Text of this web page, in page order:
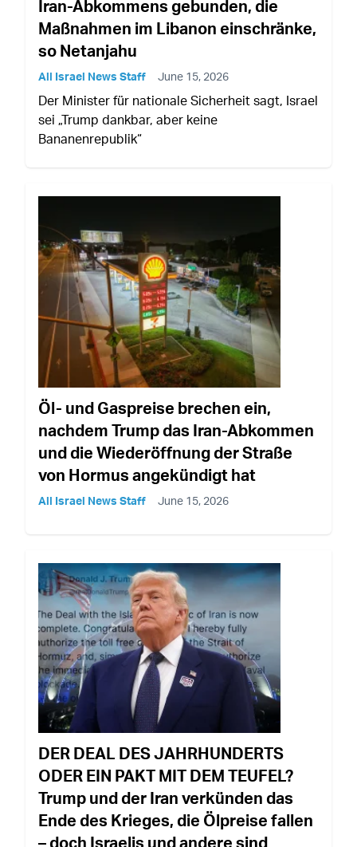
Iran-Abkommens gebunden, die
Maßnahmen im Libanon einschränke,
so Netanjahu
All Israel News Staff June 15, 2026
Der Minister für nationale Sicherheit sagt, Israel
sei „Trump dankbar, aber keine
Bananenrepublik“
Öl- und Gaspreise brechen ein,
nachdem Trump das Iran-Abkommen
und die Wiederöffnung der Straße
von Hormus angekündigt hat
All Israel News Staff June 15, 2026
DER DEAL DES JAHRHUNDERTS
ODER EIN PAKT MIT DEM TEUFEL?
Trump und der Iran verkünden das
Ende des Krieges, die Ölpreise fallen
– doch Israelis und andere sind